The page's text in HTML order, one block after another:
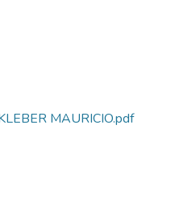
MAURICIO.pdf